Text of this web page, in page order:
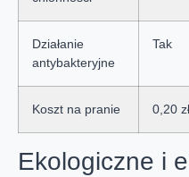
Działanie
antybakteryjne
Tak
Koszt na pranie 0,20 zł
Ekologiczne i